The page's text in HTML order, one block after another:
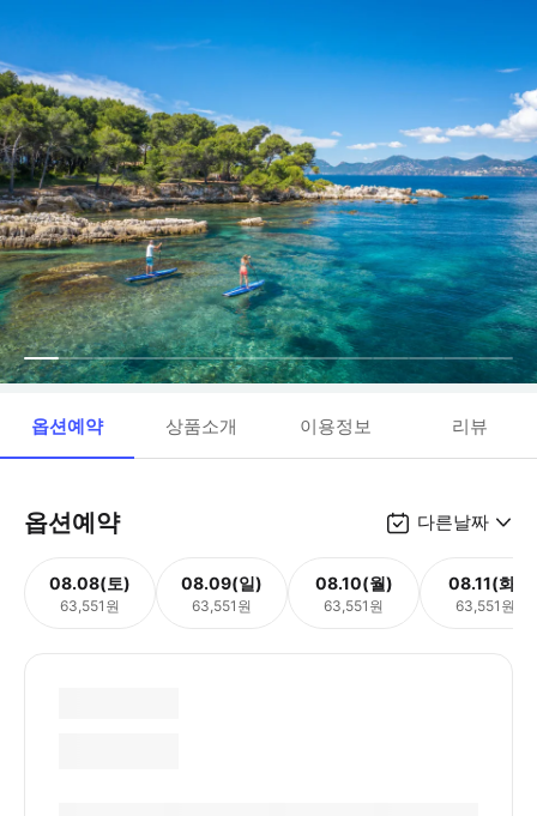
옵션예약 상품소개 이용정보 리뷰
옵션예약 다른날짜
08.08(토)
63,551원
08.09(일)
63,551원
08.10(월)
63,551원
08.11(화)
63,551원